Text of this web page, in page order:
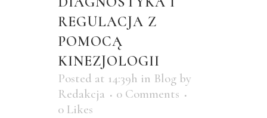
REGULACJA Z
POMOCĄ
KINEZJOLOGII
Posted at 14:39h in Blog by
Redakcja
0 Comments
0 Likes